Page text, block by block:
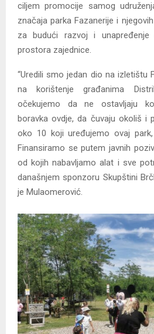
ciljem promocije samog
značaja parka Fazanerije i
za budući razvoj i unapređenje
prostora zajednice.
“Uredili smo jedan dio na izletištu
na korištenje građanima
očekujemo da ne ostavljaju
boravka ovdje, da čuvaju okoliš i
oko 10 koji uređujemo ovaj
Finansiramo se putem javnih
od kojih nabavljamo alat i sve
današnjem sponzoru Skupštini
je Mulaomerović.